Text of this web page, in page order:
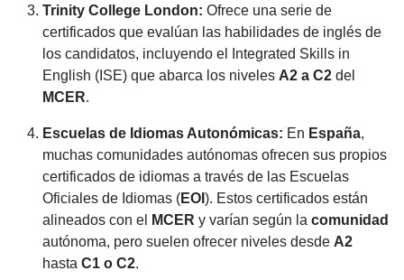
Trinity College London: Ofrece una serie de
certificados que evalúan las habilidades de inglés de
los candidatos, incluyendo el Integrated Skills in
English (ISE) que abarca los niveles A2 a C2 del
MCER.
Escuelas de Idiomas Autonómicas: En España,
muchas comunidades autónomas ofrecen sus propios
certificados de idiomas a través de las Escuelas
Oficiales de Idiomas (EOI ). Estos certificados están
alineados con el
MCER y varían según la comunidad
autónoma, pero suelen ofrecer niveles desde A2
hasta C1 o C2.